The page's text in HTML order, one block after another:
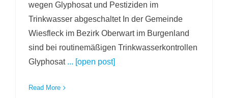
wegen Glyphosat und Pestiziden im
Trinkwasser abgeschaltet In der Gemeinde
Wiesfleck im Bezirk Oberwart im Burgenland
sind bei routinemäßigen Trinkwasserkontrollen
Glyphosat ... [open post]
Read More